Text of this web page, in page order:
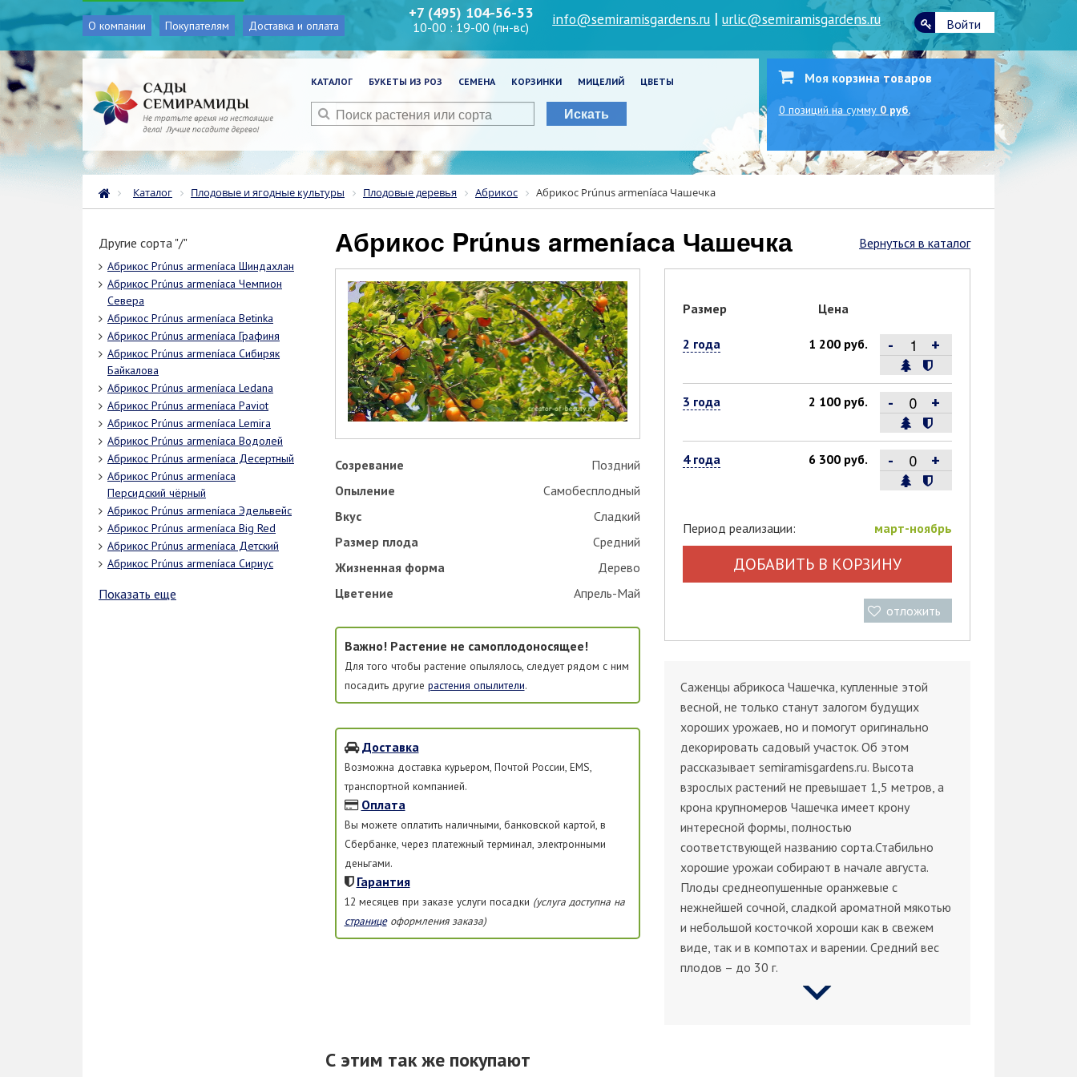
О компании Покупателям Доставка и оплата
+7 (495) 104-56-53
10-00 : 19-00 (пн-вс) info@semiramisgardens.ru |urlic@semiramisgardens.ru Войти
КАТАЛОГ БУКЕТЫ ИЗ РОЗ СЕМЕНА КОРЗИНКИ МИЦЕЛИЙ ЦВЕТЫ
Искать
Моя корзина товаров
0 позиций на сумму 0 руб.
Каталог Плодовые и ягодные культуры Плодовые деревья Абрикос Абрикос Prúnus armeníaca Чашечка
Другие сорта "/"
Абрикос Prúnus armeníaca Шиндахлан
Абрикос Prúnus armeníaca Чемпион
Севера
Абрикос Prúnus armeníaca Betinka
Абрикос Prúnus armeníaca Графиня
Абрикос Prúnus armeníaca Сибиряк
Байкалова
Абрикос Prúnus armeníaca Ledana
Абрикос Prúnus armeníaca Paviot
Абрикос Prúnus armeníaca Lemira
Абрикос Prúnus armeníaca Водолей
Абрикос Prúnus armeníaca Десертный
Абрикос Prúnus armeníaca
Персидский чёрный
Абрикос Prúnus armeníaca Эдельвейс
Абрикос Prúnus armeníaca Big Red
Абрикос Prúnus armeníaca Детский
Абрикос Prúnus armeníaca Сириус
Показать еще
Вернуться в каталог
Абрикос Prúnus armeníaca Чашечка
Созревание
Поздний
Опыление
Самобесплодный
Вкус
Сладкий
Размер плода
Средний
Жизненная форма
Дерево
Цветение
Апрель-Май
Важно! Растение не самоплодоносящее!
Для того чтобы растение опылялось, следует рядом с ним
посадить другие растения опылители.
Доставка
Возможна доставка курьером, Почтой России, EMS,
транспортной компанией.
Оплата
Вы можете оплатить наличными, банковской картой, в
Сбербанке, через платежный терминал, электронными
деньгами.
Гарантия
12 месяцев при заказе услуги посадки (услуга доступна на
страницеоформления заказа)
Размер Цена
2 года 1 200 руб. - +
3 года 2 100 руб. - +
4 года 6 300 руб. - +
Период реализации: март-ноябрь
ДОБАВИТЬ В КОРЗИНУ
отложить
Саженцы абрикоса Чашечка, купленные этой
весной, не только станут залогом будущих
хороших урожаев, но и помогут оригинально
декорировать садовый участок. Об этом
рассказывает semiramisgardens.ru. Высота
взрослых растений не превышает 1,5 метров, а
крона крупномеров Чашечка имеет крону
интересной формы, полностью
соответствующей названию сорта.Стабильно
хорошие урожаи собирают в начале августа.
Плоды среднеопушенные оранжевые с
нежнейшей сочной, сладкой ароматной мякотью
и небольшой косточкой хороши как в свежем
виде, так и в компотах и варении. Средний вес
плодов – до 30 г.
С этим так же покупают